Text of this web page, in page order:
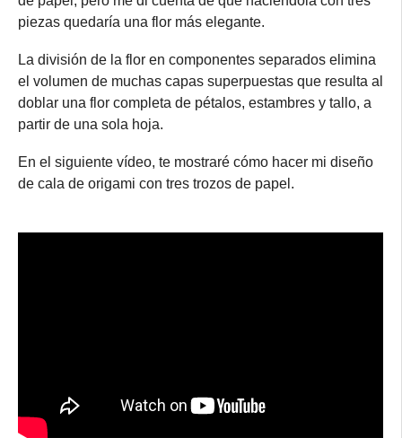
piezas quedaría una flor más elegante.
La división de la flor en componentes separados elimina
el volumen de muchas capas superpuestas que resulta al
doblar una flor completa de pétalos, estambres y tallo, a
partir de una sola hoja.
En el siguiente vídeo, te mostraré cómo hacer mi diseño
de cala de origami con tres trozos de papel.